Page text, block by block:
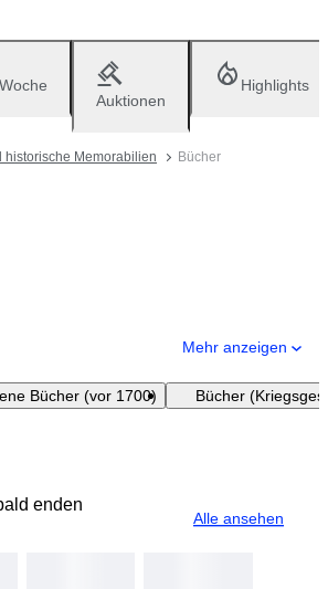
Auktionen
Highlights
historische Memorabilien Bücher
Mehr anzeigen
Bücher (vor 1700) Bücher
enden
Alle ansehen